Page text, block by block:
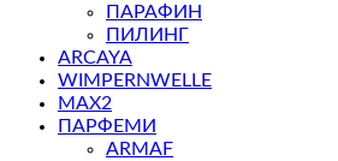
ПАРАФИН
ПИЛИНГ
ARCAYA
WIMPERNWELLE
MAX2
ПАРФЕМИ
ARMAF